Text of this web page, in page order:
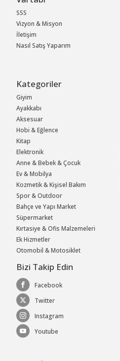
SSS
Vizyon & Misyon
İletişim
Nasıl Satış Yaparım
Kategoriler
Giyim
Ayakkabı
Aksesuar
Hobi & Eğlence
Kitap
Elektronik
Anne & Bebek & Çocuk
Ev & Mobilya
Kozmetik & Kişisel Bakım
Spor & Outdoor
Bahçe ve Yapı Market
Süpermarket
Kırtasiye & Ofis Malzemeleri
Ek Hizmetler
Otomobil & Motosiklet
Bizi Takip Edin
Facebook
Twitter
Instagram
Youtube